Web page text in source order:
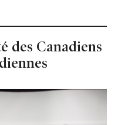
des Canadiens